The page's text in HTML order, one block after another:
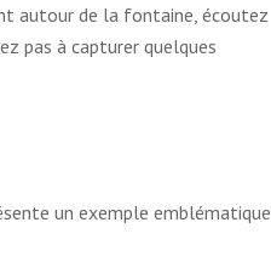
autour de la fontaine, écoutez
pas à capturer quelques
un exemple emblématique